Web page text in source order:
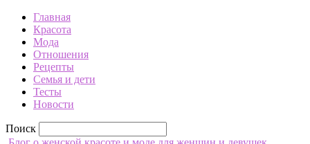
Главная
Красота
Мода
Отношения
Рецепты
Семья и дети
Тесты
Новости
Поиск